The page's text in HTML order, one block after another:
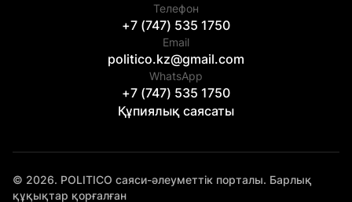
Телефон
+7 (747) 535 1750
Email
politico.kz@gmail.com
WhatsApp
+7 (747) 535 1750
Құпиялық саясаты
© 2026. POLITICO саяси-әлеуметтік порталы. Барлық
құқықтар қорғалған